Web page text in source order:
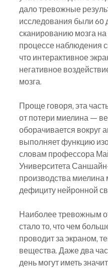
дало тревожные
исследования были 60
сканированию мозга
процессе наблюдения
что интерактивное
негативное
мозга.
Проще говоря, эта
от потери миелина —
оборачивается вокруг
выполняет функцию
словам профессора
Университета
производства миелина
дефициту нейронной
Наиболее тревожным
стало то, что чем
проводит за экраном,
вещества. Даже два
день могут иметь